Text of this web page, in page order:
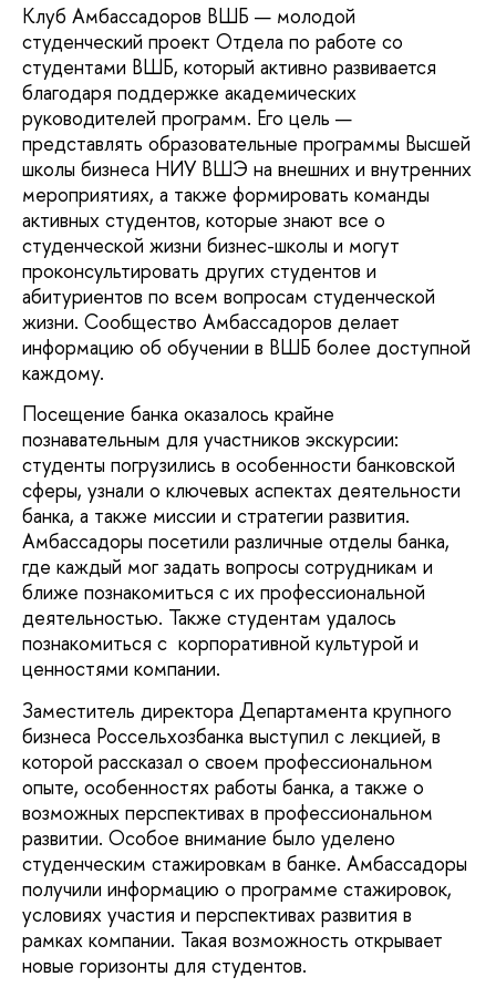
Клуб Амбассадоров ВШБ — молодой
студенческий проект Отдела по работе со
студентами ВШБ, который активно развивается
благодаря поддержке академических
руководителей программ. Его цель —
представлять образовательные программы Высшей
школы бизнеса НИУ ВШЭ на внешних и внутренних
мероприятиях, а также формировать команды
активных студентов, которые знают все о
студенческой жизни бизнес-школы и могут
проконсультировать других студентов и
абитуриентов по всем вопросам студенческой
жизни. Сообщество Амбассадоров делает
информацию об обучении в ВШБ более доступной
каждому.
Посещение банка оказалось крайне
познавательным для участников экскурсии:
студенты погрузились в особенности банковской
сферы, узнали о ключевых аспектах деятельности
банка, а также миссии и стратегии развития.
Амбассадоры посетили различные отделы банка,
где каждый мог задать вопросы сотрудникам и
ближе познакомиться с их профессиональной
деятельностью. Также студентам удалось
познакомиться с корпоративной культурой и
ценностями компании.
Заместитель директора Департамента крупного
бизнеса Россельхозбанка выступил с лекцией, в
которой рассказал о своем профессиональном
опыте, особенностях работы банка, а также о
возможных перспективах в профессиональном
развитии. Особое внимание было уделено
студенческим стажировкам в банке. Амбассадоры
получили информацию о программе стажировок,
условиях участия и перспективах развития в
рамках компании. Такая возможность открывает
новые горизонты для студентов.